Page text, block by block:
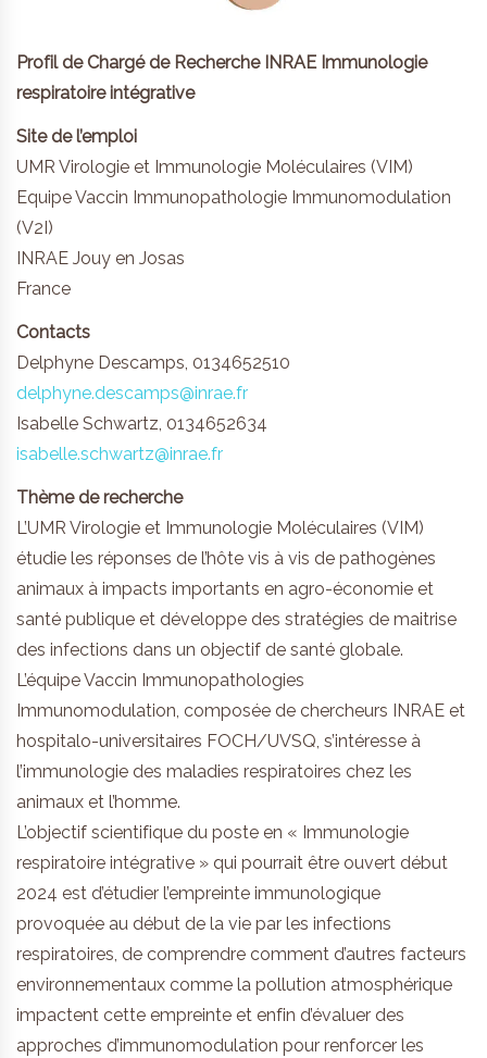
Profil de Chargé de Recherche INRAE Immunologie
respiratoire intégrative
Site de l’emploi
UMR Virologie et Immunologie Moléculaires (VIM)
Equipe Vaccin Immunopathologie Immunomodulation
(V2I)
INRAE Jouy en Josas
France
Contacts
Delphyne Descamps, 0134652510
delphyne.descamps@inrae.fr
Isabelle Schwartz, 0134652634
isabelle.schwartz@inrae.fr
Thème de recherche
L’UMR Virologie et Immunologie Moléculaires (VIM)
étudie les réponses de l’hôte vis à vis de pathogènes
animaux à impacts importants en agro-économie et
santé publique et développe des stratégies de maitrise
des infections dans un objectif de santé globale.
L’équipe Vaccin Immunopathologies
Immunomodulation, composée de chercheurs INRAE et
hospitalo-universitaires FOCH/UVSQ, s’intéresse à
l’immunologie des maladies respiratoires chez les
animaux et l’homme.
L’objectif scientifique du poste en « Immunologie
respiratoire intégrative » qui pourrait être ouvert début
2024 est d’étudier l’empreinte immunologique
provoquée au début de la vie par les infections
respiratoires, de comprendre comment d’autres facteurs
environnementaux comme la pollution atmosphérique
impactent cette empreinte et enfin d’évaluer des
approches d’immunomodulation pour renforcer les